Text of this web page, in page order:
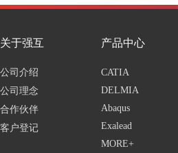
关于强互
公司介绍
公司理念
合作伙伴
客户登记
产品中心
CATIA
DELMIA
Abaqus
Exalead
MORE+